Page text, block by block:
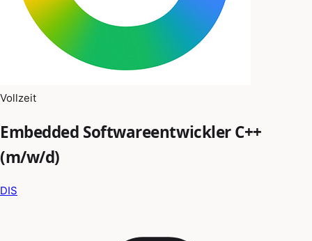
Vollzeit
Embedded Softwareentwickler C++
(m/w/d)
DIS